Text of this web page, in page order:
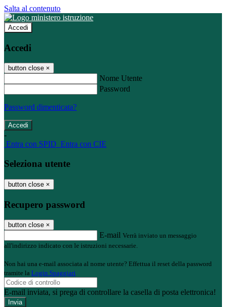
Salta al contenuto
Accedi
Accedi
button close ×
Nome Utente
Password
Password dimenticata?
-
Entra con SPID Entra con CIE
Seleziona utente
button close ×
Recupero password
button close ×
E-mail Verrà inviato un messaggio
all'indirizzo indicato con le istruzioni necessarie.
Non hai una e-mail associata al nome utente? Effettua il reset della password
tramite la Login Spaggiari
E-mail inviata, si prega di controllare la casella di posta elettronica!